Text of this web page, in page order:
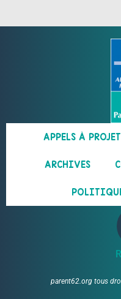
APPELS À
ARCHIVES
parent62.org tous